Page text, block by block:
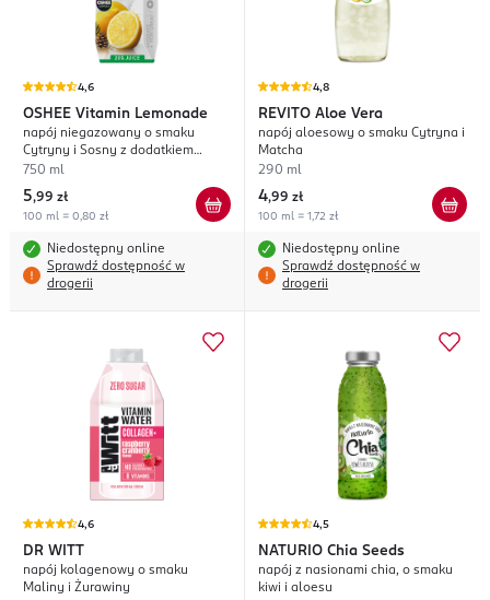
4,6
OSHEE Vitamin Lemonade
napój niegazowany o smaku
Cytryny i Sosny z dodatkiem
witamin
750 ml
5,99 zł
100 ml = 0,80 zł
Niedostępny online
Sprawdź dostępność w
drogerii
4,8
REVITO Aloe Vera
napój aloesowy o smaku Cytryna i
Matcha
290 ml
4,99 zł
100 ml = 1,72 zł
Niedostępny online
Sprawdź dostępność w
drogerii
4,6
DR WITT
napój kolagenowy o smaku
Maliny i Żurawiny
4,5
NATURIO Chia Seeds
napój z nasionami chia, o smaku
kiwi i aloesu